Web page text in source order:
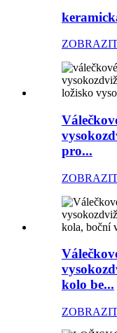
pro...
kolo be...